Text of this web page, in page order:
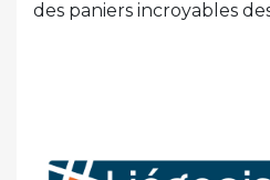
des paniers incroyables